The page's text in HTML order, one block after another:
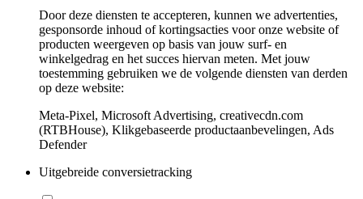
Door deze diensten te accepteren, kunnen we advertenties,
gesponsorde inhoud of kortingsacties voor onze website of
producten weergeven op basis van jouw surf- en
winkelgedrag en het succes hiervan meten. Met jouw
toestemming gebruiken we de volgende diensten van derden
op deze website:
Meta-Pixel, Microsoft Advertising, creativecdn.com
(RTBHouse), Klikgebaseerde productaanbevelingen, Ads
Defender
Uitgebreide conversietracking